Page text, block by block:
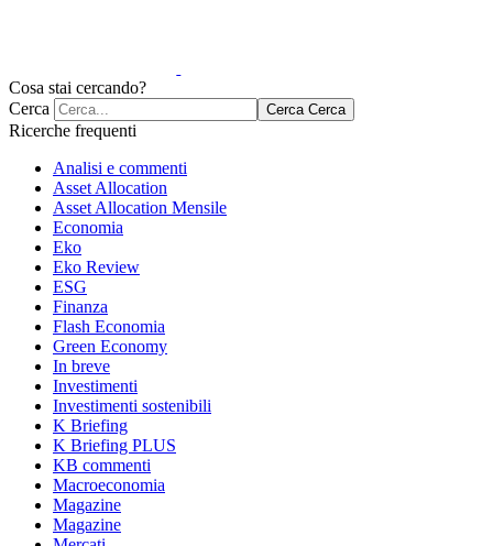
Cosa stai cercando?
Cerca
Cerca Cerca
Ricerche frequenti
Analisi e commenti
Asset Allocation
Asset Allocation Mensile
Economia
Eko
Eko Review
ESG
Finanza
Flash Economia
Green Economy
In breve
Investimenti
Investimenti sostenibili
K Briefing
K Briefing PLUS
KB commenti
Macroeconomia
Magazine
Magazine